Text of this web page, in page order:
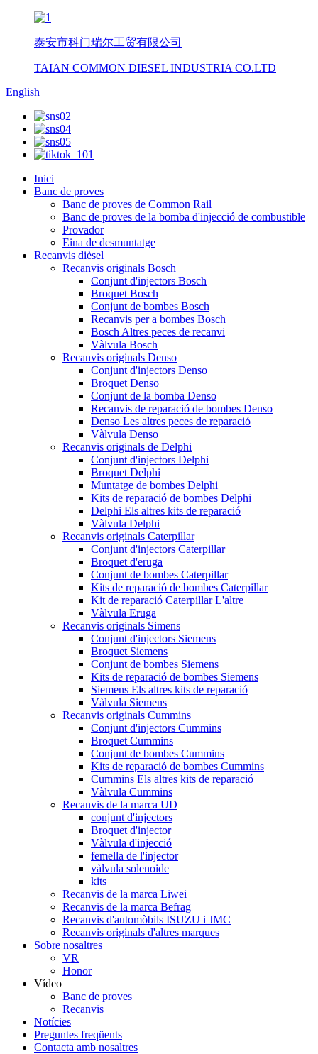
泰安市科门瑞尔工贸有限公司
TAIAN COMMON DIESEL INDUSTRIA CO.LTD
English
Inici
Banc de proves
Banc de proves de Common Rail
Banc de proves de la bomba d'injecció de combustible
Provador
Eina de desmuntatge
Recanvis dièsel
Recanvis originals Bosch
Conjunt d'injectors Bosch
Broquet Bosch
Conjunt de bombes Bosch
Recanvis per a bombes Bosch
Bosch Altres peces de recanvi
Vàlvula Bosch
Recanvis originals Denso
Conjunt d'injectors Denso
Broquet Denso
Conjunt de la bomba Denso
Recanvis de reparació de bombes Denso
Denso Les altres peces de reparació
Vàlvula Denso
Recanvis originals de Delphi
Conjunt d'injectors Delphi
Broquet Delphi
Muntatge de bombes Delphi
Kits de reparació de bombes Delphi
Delphi Els altres kits de reparació
Vàlvula Delphi
Recanvis originals Caterpillar
Conjunt d'injectors Caterpillar
Broquet d'eruga
Conjunt de bombes Caterpillar
Kits de reparació de bombes Caterpillar
Kit de reparació Caterpillar L'altre
Vàlvula Eruga
Recanvis originals Simens
Conjunt d'injectors Siemens
Broquet Siemens
Conjunt de bombes Siemens
Kits de reparació de bombes Siemens
Siemens Els altres kits de reparació
Vàlvula Siemens
Recanvis originals Cummins
Conjunt d'injectors Cummins
Broquet Cummins
Conjunt de bombes Cummins
Kits de reparació de bombes Cummins
Cummins Els altres kits de reparació
Vàlvula Cummins
Recanvis de la marca UD
conjunt d'injectors
Broquet d'injector
Vàlvula d'injecció
femella de l'injector
vàlvula solenoide
kits
Recanvis de la marca Liwei
Recanvis de la marca Befrag
Recanvis d'automòbils ISUZU i JMC
Recanvis originals d'altres marques
Sobre nosaltres
VR
Honor
Vídeo
Banc de proves
Recanvis
Notícies
Preguntes freqüents
Contacta amb nosaltres